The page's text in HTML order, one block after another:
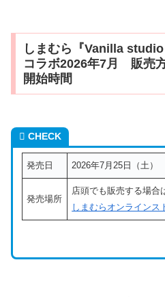
しまむら『Vanilla studio
コラボ2026年7月 販売
開始時間
CHECK
発売日 2026年7月25日（土）
発売場所
店頭でも販売する場合
しまむらオンラインス